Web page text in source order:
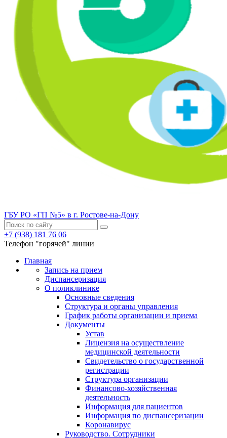
ГБУ РО «ГП №5» в г. Ростове-на-Дону
+7 (938) 181 76 06
Телефон "горячей" линии
Главная
Запись на прием
Диспансеризация
О поликлинике
Основные сведения
Структура и органы управления
График работы организации и приема
Документы
Устав
Лицензия на осуществление
медицинской деятельности
Свидетельство о государственной
регистрации
Структура организации
Финансово-хозяйственная
деятельность
Информация для пациентов
Информация по диспансеризации
Коронавирус
Руководство. Сотрудники